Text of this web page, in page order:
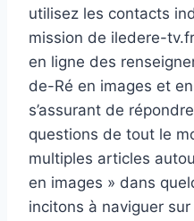
utilisez les contacts
mission de iledere-
en ligne des
de-Ré en images et
s’assurant de
questions de tout le
multiples articles
en images » dans
incitons à naviguer